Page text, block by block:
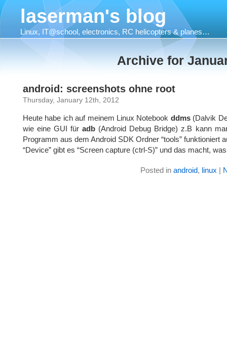
laserman's blog
Linux, IT@school, electronics, RC helicopters & planes…
Archive for
android: screenshots ohne root
Thursday, January 12th, 2012
Heute habe ich auf meinem Linux Notebook ddms(Dalvik
wie eine GUI füradb (Android Debug Bridge) z.B kann
Programm aus dem Android SDK Ordner “tools”
“Device” gibt es “Screen capture (ctrl-S)” und das macht,
Posted in android, linux |